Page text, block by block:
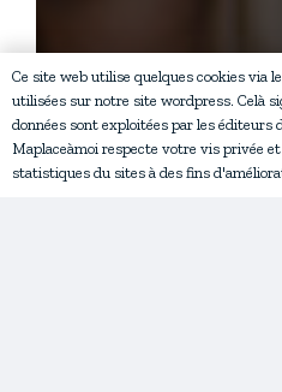
Ce site web utilise quelques cookies via
utilisées sur notre site wordpress. Celà
données sont exploitées par les éditeurs
Maplaceàmoi respecte votre vis privée
statistiques du sites à des fins